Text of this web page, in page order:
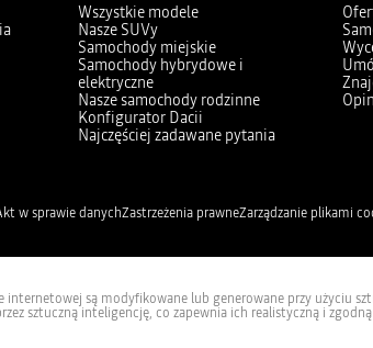
Wszystkie modele
Nasze SUVy
Samochody miejskie
Samochody hybrydowe i
elektryczne
Nasze samochody rodzinne
Konfigurator Dacii
Najczęściej zadawane pytania
w sprawie danychZastrzeżenia prawneZarządzanie plikami
internetowej są modyfikowane lub generowane przy użyciu
sztuczną inteligencję, co zapewnia ich realistyczną i